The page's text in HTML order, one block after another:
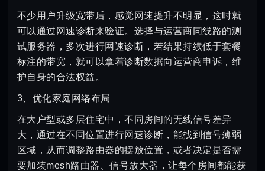
不少用户升级宽带后，感觉网速提升不明显，这时就
可以通过网速诊断来验证。选择与运营商同线路的测
试服务器，多次进行网速诊断，若结果持续低于套餐
标注的带宽，就可以拿着诊断数据向运营商申诉，维
护自身的合法权益。
3、优化家庭网络布局
在大户型或多层住宅中，不同房间的无线信号差异
大，通过在不同位置进行网速诊断，能找到信号薄弱
区域，从而调整路由器的摆放位置，或者决定是否需
要加装mesh路由器、信号放大器，让每个房间都能获